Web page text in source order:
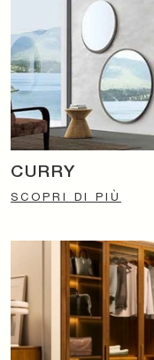
CURRY
SCOPRI DI PIÙ